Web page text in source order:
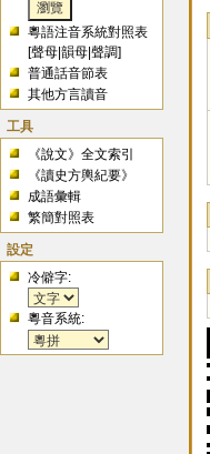
粵語注音系統對照表
[聲母 |韻母 |聲調]
普通話音節表
其他方言讀音
工具
《說文》全文索引
《讀史方輿紀要》
成語彙輯
繁簡對照表
設定
冷僻字:
粵音系統: